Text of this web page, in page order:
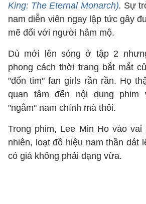
King: The Eternal Monarch). Sự
nam diễn viên ngay lập tức gây
mẽ đối với người hâm mộ.
Dù mới lên sóng ở tập 2
phong cách thời trang bắt mắt
"đốn tim" fan girls rần rần. Họ
quan tâm đến nội dung phim
"ngắm" nam chính mà thôi.
Trong phim, Lee Min Ho vào
nhiên, loạt đồ hiệu nam thần dát
có giá không phải dạng vừa.